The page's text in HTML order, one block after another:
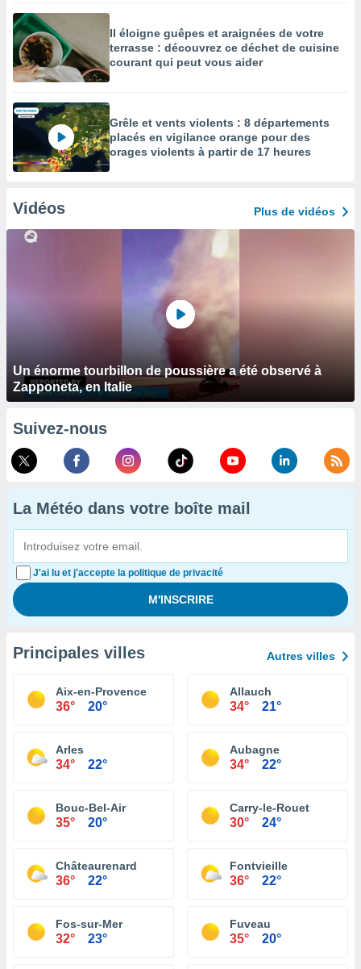
Il éloigne guêpes et araignées de votre
terrasse : découvrez ce déchet de cuisine
courant qui peut vous aider
Grêle et vents violents : 8 départements
placés en vigilance orange pour des
orages violents à partir de 17 heures
Vidéos Plus de vidéos
Un énorme tourbillon de poussière a été observé à
Zapponeta, en Italie
Suivez-nous
La Météo dans votre boîte mail
J'ai lu et j'accepte la politique de privacité
Principales villes Autres villes
Aix-en-Provence
36° 20°
Allauch
34° 21°
Arles
34° 22°
Aubagne
34° 22°
Bouc-Bel-Air
35° 20°
Carry-le-Rouet
30° 24°
Châteaurenard
36° 22°
Fontvieille
36° 22°
Fos-sur-Mer
32° 23°
Fuveau
35° 20°